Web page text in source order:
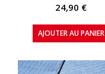
24,90 €
AJOUTER AU PANIER